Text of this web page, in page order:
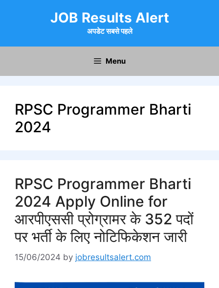
JOB Results Alert
अपडेट सबसे पहले
Menu
RPSC Programmer Bharti
2024
RPSC Programmer Bharti
2024 Apply Online for
आरपीएससी प्रोग्रामर के 352 पदों
पर भर्ती के लिए नोटिफिकेशन जारी
15/06/2024 by jobresultsalert.com